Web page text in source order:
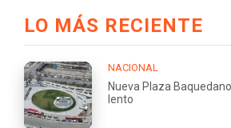
LO MÁS RECIENTE
NACIONAL
Nueva Plaza
lento